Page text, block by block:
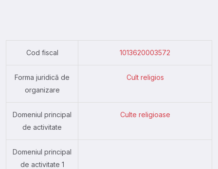
Cod fiscal 1013620003572
Forma juridică de
organizare
Cult religios
Domeniul principal
de activitate
Culte religioase
Domeniul principal
de activitate 1